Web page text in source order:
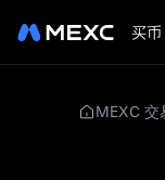
买币
MEXC 交